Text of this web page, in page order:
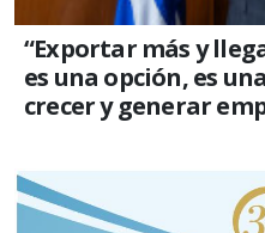
“Exportar más y
es una opción, es
crecer y generar